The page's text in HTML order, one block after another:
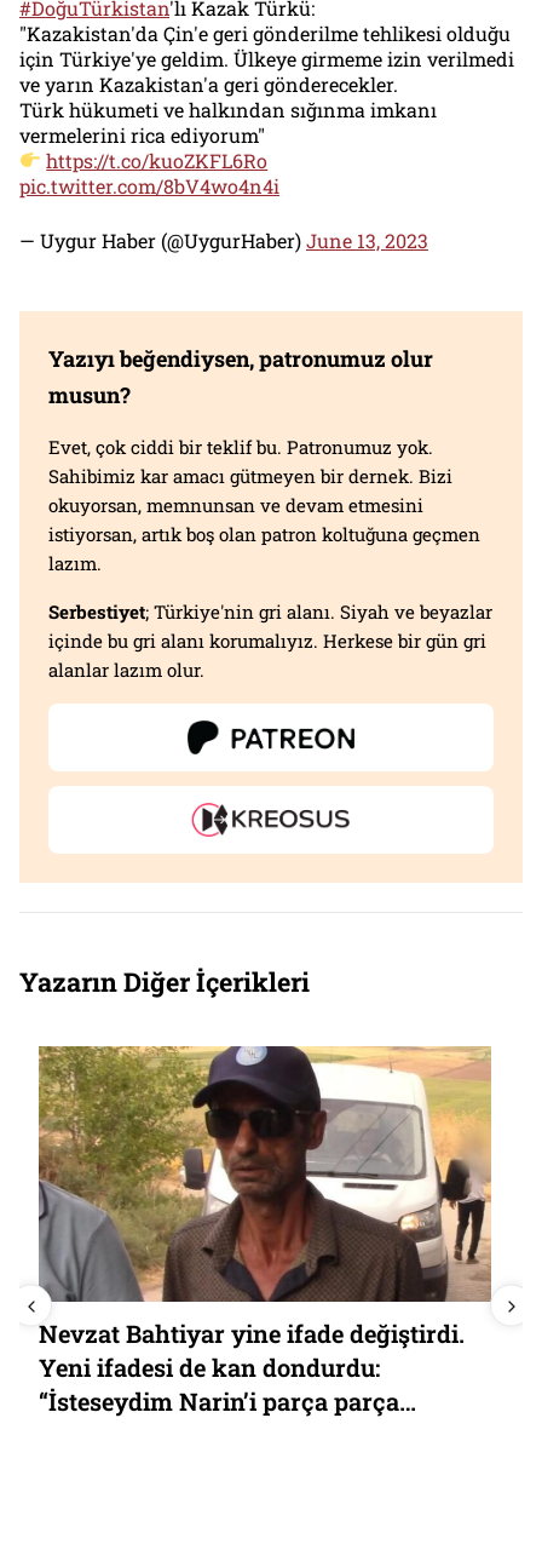
#DoğuTürkistan'lı Kazak Türkü:
"Kazakistan'da Çin'e geri gönderilme tehlikesi olduğu
için Türkiye'ye geldim. Ülkeye girmeme izin verilmedi
ve yarın Kazakistan'a geri gönderecekler.
Türk hükumeti ve halkından sığınma imkanı
vermelerini rica ediyorum"
https://t.co/kuoZKFL6Ro
pic.twitter.com/8bV4wo4n4i
— Uygur Haber (@UygurHaber)June 13, 2023
Yazıyı beğendiysen, patronumuz olur
musun?
Evet, çok ciddi bir teklif bu. Patronumuz yok.
Sahibimiz kar amacı gütmeyen bir dernek. Bizi
okuyorsan, memnunsan ve devam etmesini
istiyorsan, artık boş olan patron koltuğuna geçmen
lazım.
Serbestiyet; Türkiye'nin gri alanı. Siyah ve beyazlar
içinde bu gri alanı korumalıyız. Herkese bir gün gri
alanlar lazım olur.
Yazarın Diğer İçerikleri
Nevzat Bahtiyar yine ifade değiştirdi.
Yeni ifadesi de kan dondurdu:
“İsteseydim Narin’i parça parça